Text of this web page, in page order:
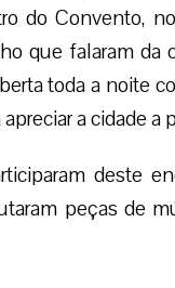
do Convento,
que falaram da
toda a noite
a cidade a
deste
peças de